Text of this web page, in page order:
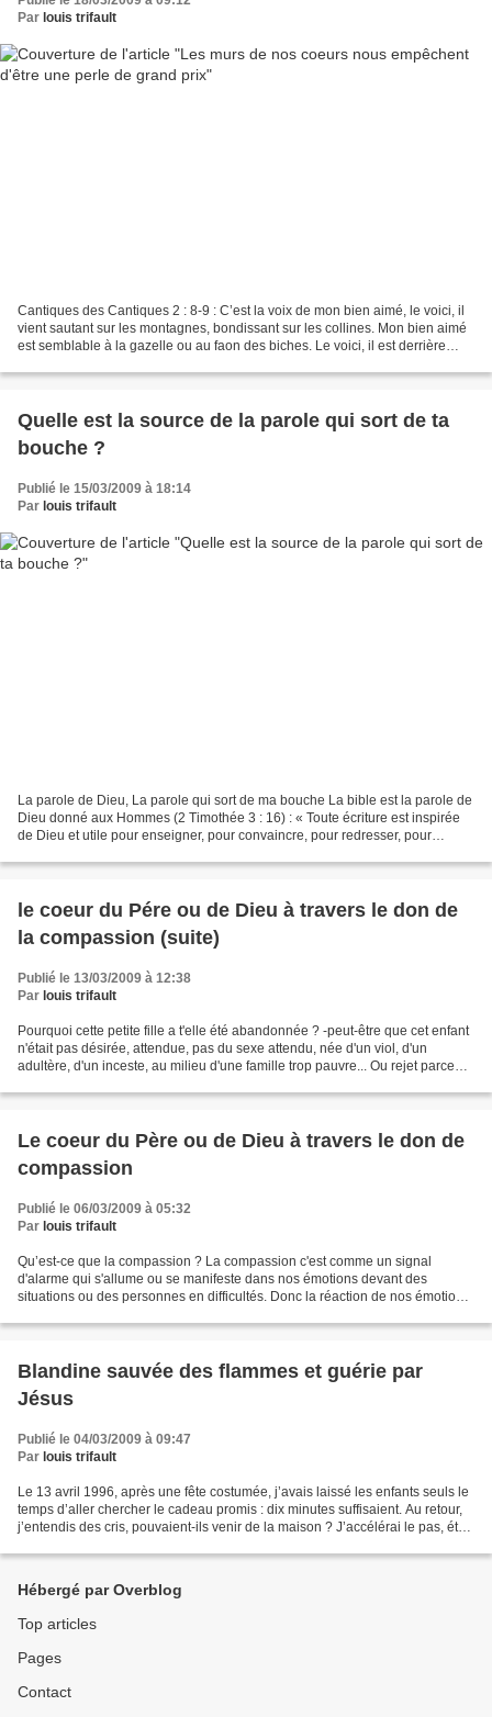
Par louis trifault
Cantiques des Cantiques 2 : 8-9 : C’est la voix de mon bien aimé, le voici, il
vient sautant sur les montagnes, bondissant sur les collines. Mon bien aimé
est semblable à la gazelle ou au faon des biches. Le voici, il est derrière
Quelle est la source de la parole qui sort de ta
bouche ?
Publié le 15/03/2009 à 18:14
Par louis trifault
La parole de Dieu, La parole qui sort de ma bouche La bible est la parole de
Dieu donné aux Hommes (2 Timothée 3 : 16) : « Toute écriture est inspirée
de Dieu et utile pour enseigner, pour convaincre, pour redresser, pour
le coeur du Pére ou de Dieu à travers le don de
la compassion (suite)
Publié le 13/03/2009 à 12:38
Par louis trifault
Pourquoi cette petite fille a t'elle été abandonnée ? -peut-être que cet enfant
n'était pas désirée, attendue, pas du sexe attendu, née d'un viol, d'un
adultère, d'un inceste, au milieu d'une famille trop pauvre... Ou rejet parce
Le coeur du Père ou de Dieu à travers le don de
compassion
Publié le 06/03/2009 à 05:32
Par louis trifault
Qu’est-ce que la compassion ? La compassion c'est comme un signal
d'alarme qui s'allume ou se manifeste dans nos émotions devant des
situations ou des personnes en difficultés. Donc la réaction de nos émotions
Blandine sauvée des flammes et guérie par
Jésus
Publié le 04/03/2009 à 09:47
Par louis trifault
Le 13 avril 1996, après une fête costumée, j’avais laissé les enfants seuls le
temps d’aller chercher le cadeau promis : dix minutes suffisaient. Au retour,
j’entendis des cris, pouvaient-ils venir de la maison ? J’accélérai le pas, était
Hébergé par Overblog
Top articles
Pages
Contact